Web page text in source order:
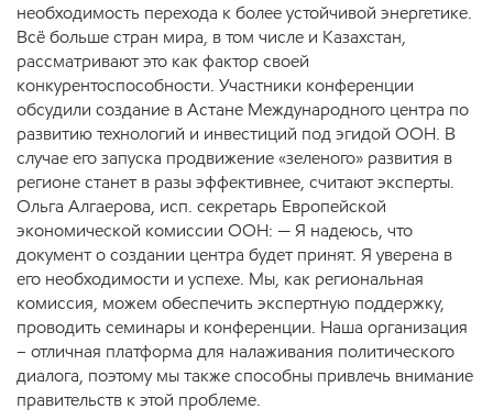
необходимость перехода к более устойчивой энергетике.
Всё больше стран мира, в том числе и Казахстан,
рассматривают это как фактор своей
конкурентоспособности. Участники конференции
обсудили создание в Астане Международного центра по
развитию технологий и инвестиций под эгидой ООН. В
случае его запуска продвижение «зеленого» развития в
регионе станет в разы эффективнее, считают эксперты.
Ольга Алгаерова, исп. секретарь Европейской
экономической комиссии ООН: — Я надеюсь, что
документ о создании центра будет принят. Я уверена в
его необходимости и успехе. Мы, как региональная
комиссия, можем обеспечить экспертную поддержку,
проводить семинары и конференции. Наша организация
– отличная платформа для налаживания политического
диалога, поэтому мы также способны привлечь внимание
правительств к этой проблеме.